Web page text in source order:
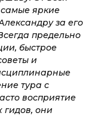
самые яркие
за его
предельно
быстрое
и
тура с
восприятие
гидов, они